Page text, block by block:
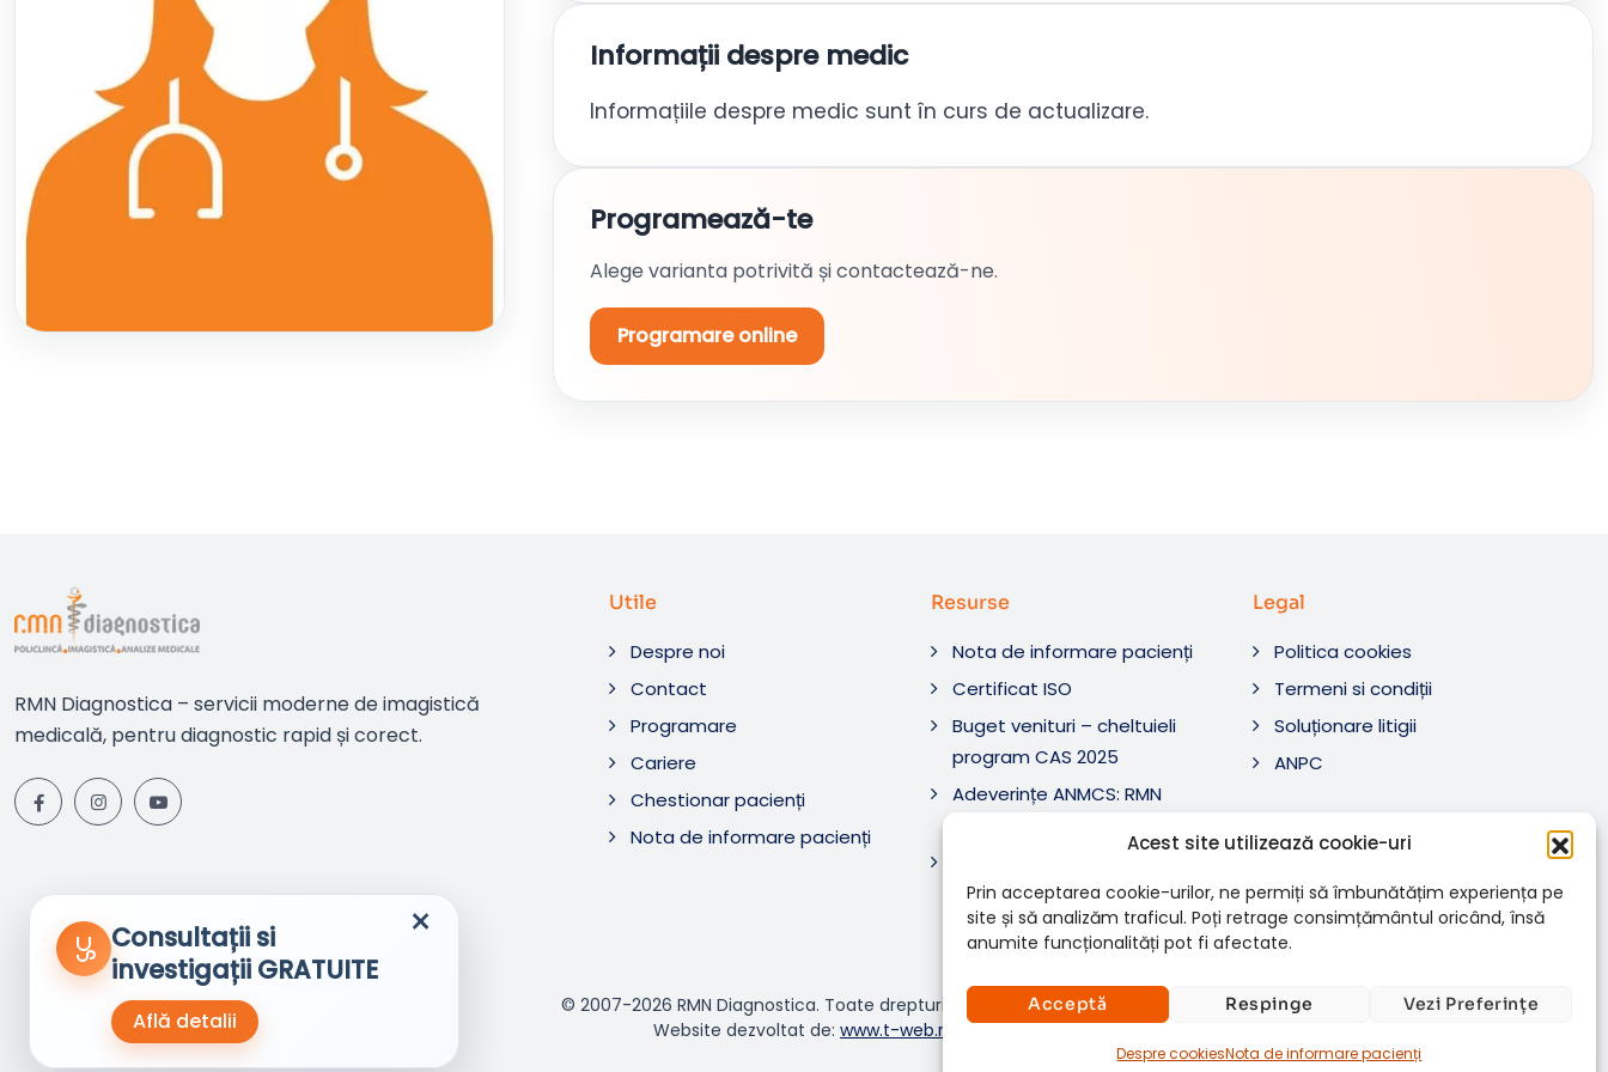
Acest site utilizează cookie-uri
Prin acceptarea cookie-urilor, ne permiți să îmbunătățim experiența pe
site și să analizăm traficul. Poți retrage consimțământul oricând, însă
anumite funcționalități pot fi afectate.
Acceptă Respinge Vezi Preferințe
Despre cookiesNota de informare pacienți
Informații despre medic
Informațiile despre medic sunt în curs de actualizare.
Programează-te
Alege varianta potrivită și contactează-ne.
Programare online
RMN Diagnostica – servicii moderne de imagistică
medicală, pentru diagnostic rapid și corect.
Utile
Despre noi
Contact
Programare
Cariere
Chestionar pacienți
Nota de informare pacienți
Resurse
Nota de informare pacienți
Certificat ISO
Buget venituri – cheltuieli
program CAS 2025
Adeverințe ANMCS: RMN
Diagnostica SRL
Legal
Politica cookies
Termeni si condiții
Soluționare litigii
ANPC
© 2007-2026 RMN Diagnostica. Toate drepturile rezervate.
Website dezvoltat de: www.t-web.ro
×
Consultații si
investigații GRATUITE
Află detalii